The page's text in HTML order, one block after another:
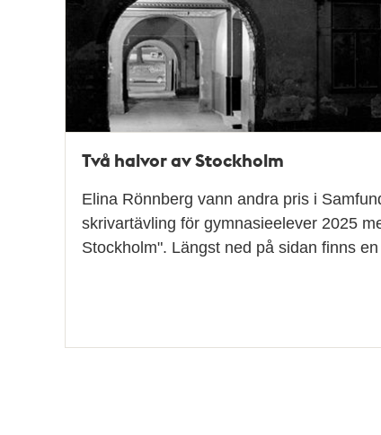
Två halvor av Stockholm
Elina Rönnberg vann andra pris i
skrivartävling för gymnasieelever 2025
Stockholm". Längst ned på sidan finns